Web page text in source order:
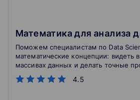
Математика для анализа
4.5
Поможем специалистам по Data
математические концепции: видеть
массивах данных и делать точные